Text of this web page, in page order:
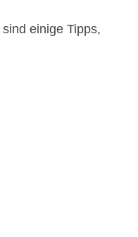
einige Tipps,